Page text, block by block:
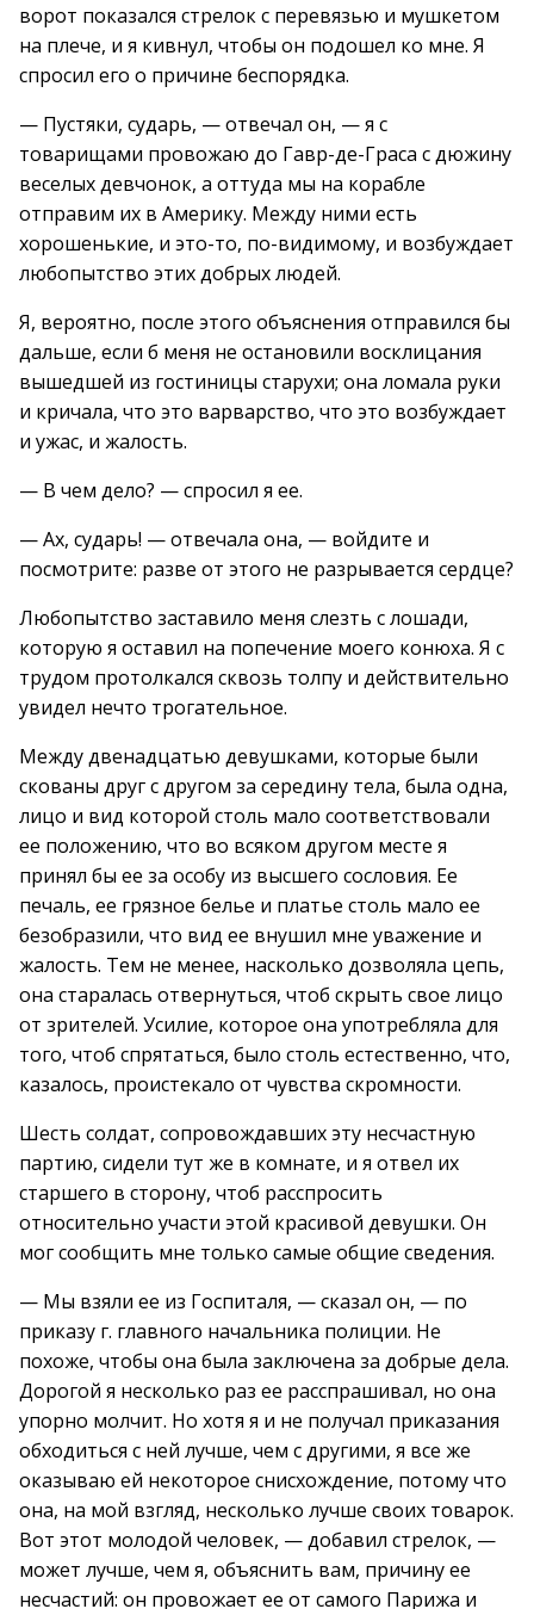
ворот показался стрелок с перевязью и мушкетом
на плече, и я кивнул, чтобы он подошел ко мне. Я
спросил его о причине беспорядка.
— Пустяки, сударь, — отвечал он, — я с
товарищами провожаю до Гавр-де-Граса с дюжину
веселых девчонок, а оттуда мы на корабле
отправим их в Америку. Между ними есть
хорошенькие, и это-то, по-видимому, и возбуждает
любопытство этих добрых людей.
Я, вероятно, после этого объяснения отправился бы
дальше, если б меня не остановили восклицания
вышедшей из гостиницы старухи; она ломала руки
и кричала, что это варварство, что это возбуждает
и ужас, и жалость.
— В чем дело? — спросил я ее.
— Ах, сударь! — отвечала она, — войдите и
посмотрите: разве от этого не разрывается сердце?
Любопытство заставило меня слезть с лошади,
которую я оставил на попечение моего конюха. Я с
трудом протолкался сквозь толпу и действительно
увидел нечто трогательное.
Между двенадцатью девушками, которые были
скованы друг с другом за середину тела, была одна,
лицо и вид которой столь мало соответствовали
ее положению, что во всяком другом месте я
принял бы ее за особу из высшего сословия. Ее
печаль, ее грязное белье и платье столь мало ее
безобразили, что вид ее внушил мне уважение и
жалость. Тем не менее, насколько дозволяла цепь,
она старалась отвернуться, чтоб скрыть свое лицо
от зрителей. Усилие, которое она употребляла для
того, чтоб спрятаться, было столь естественно, что,
казалось, проистекало от чувства скромности.
Шесть солдат, сопровождавших эту несчастную
партию, сидели тут же в комнате, и я отвел их
старшего в сторону, чтоб расспросить
относительно участи этой красивой девушки. Он
мог сообщить мне только самые общие сведения.
— Мы взяли ее из Госпиталя, — сказал он, — по
приказу г. главного начальника полиции. Не
похоже, чтобы она была заключена за добрые дела.
Дорогой я несколько раз ее расспрашивал, но она
упорно молчит. Но хотя я и не получал приказания
обходиться с ней лучше, чем с другими, я все же
оказываю ей некоторое снисхождение, потому что
она, на мой взгляд, несколько лучше своих товарок.
Вот этот молодой человек, — добавил стрелок, —
может лучше, чем я, объяснить вам, причину ее
несчастий: он провожает ее от самого Парижа и